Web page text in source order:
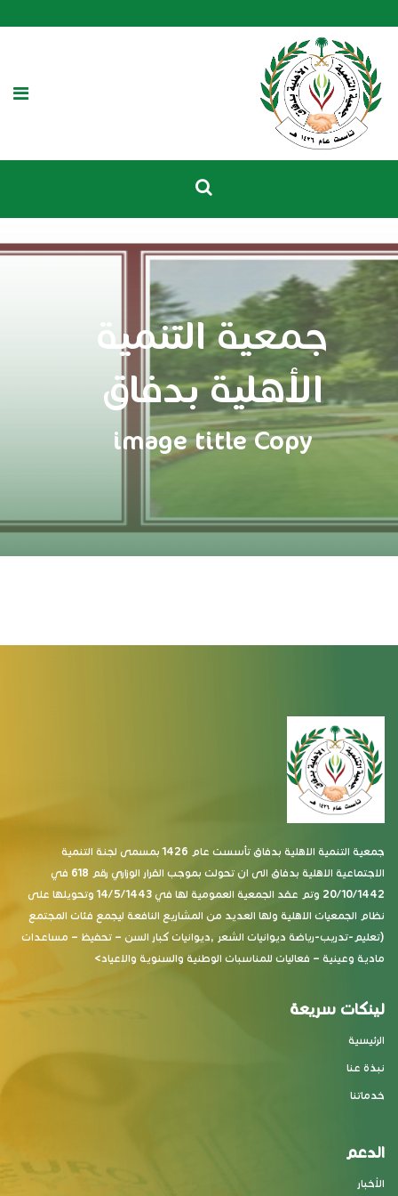
جمعية التنمية
الأهلية بدفاق
image title Copy
جمعية التنمية الاهلية بدفاق تأسست عام 1426 بمسمى لجنة التنمية
الاجتماعية الاهلية بدفاق الى ان تحولت بموجب القرار الوزاري رقم 618 في
20/10/1442 وتم عقد الجمعية العمومية لها في 14/5/1443 وتحويلها على
نظام الجمعيات الاهلية ولها العديد من المشاريع النافعة ليجمع فئات المجتمع
(تعليم-تدريب-رياضة ديوانيات الشعر ,ديوانيات كبار السن – تحفيظ – مساعدات
مادية وعينية – فعاليات للمناسبات الوطنية والسنوية والاعياد>
لينكات سريعة
الرئيسية
نبذة عنا
خدماتنا
الدعم
الأخبار